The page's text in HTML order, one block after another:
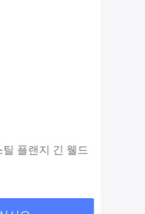
플랜지 긴 웰드